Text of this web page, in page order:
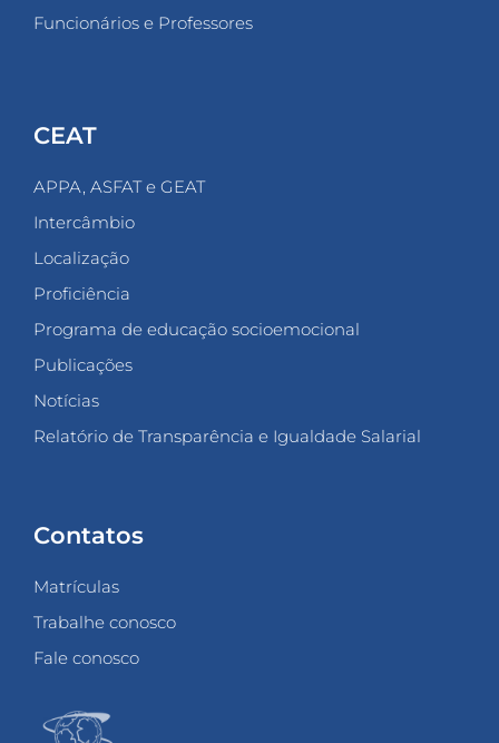
Funcionários e Professores
CEAT
APPA, ASFAT e GEAT
Intercâmbio
Localização
Proficiência
Programa de educação socioemocional
Publicações
Notícias
Relatório de Transparência e Igualdade Salarial
Contatos
Matrículas
Trabalhe conosco
Fale conosco